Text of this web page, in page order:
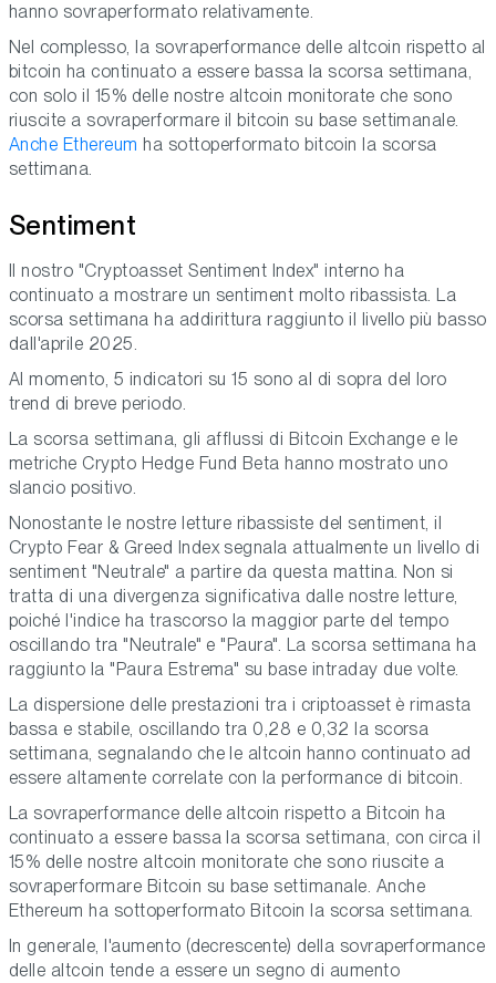
hanno sovraperformato relativamente.
Nel complesso, la sovraperformance delle altcoin rispetto al
bitcoin ha continuato a essere bassa la scorsa settimana,
con solo il 15% delle nostre altcoin monitorate che sono
riuscite a sovraperformare il bitcoin su base settimanale.
Anche Ethereum ha sottoperformato bitcoin la scorsa
settimana.
Sentiment
Il nostro "Cryptoasset Sentiment Index" interno ha
continuato a mostrare un sentiment molto ribassista. La
scorsa settimana ha addirittura raggiunto il livello più basso
dall'aprile 2025.
Al momento, 5 indicatori su 15 sono al di sopra del loro
trend di breve periodo.
La scorsa settimana, gli afflussi di Bitcoin Exchange e le
metriche Crypto Hedge Fund Beta hanno mostrato uno
slancio positivo.
Nonostante le nostre letture ribassiste del sentiment, il
Crypto Fear & Greed Index segnala attualmente un livello di
sentiment "Neutrale" a partire da questa mattina. Non si
tratta di una divergenza significativa dalle nostre letture,
poiché l'indice ha trascorso la maggior parte del tempo
oscillando tra "Neutrale" e "Paura". La scorsa settimana ha
raggiunto la "Paura Estrema" su base intraday due volte.
La dispersione delle prestazioni tra i criptoasset è rimasta
bassa e stabile, oscillando tra 0,28 e 0,32 la scorsa
settimana, segnalando che le altcoin hanno continuato ad
essere altamente correlate con la performance di bitcoin.
La sovraperformance delle altcoin rispetto a Bitcoin ha
continuato a essere bassa la scorsa settimana, con circa il
15% delle nostre altcoin monitorate che sono riuscite a
sovraperformare Bitcoin su base settimanale. Anche
Ethereum ha sottoperformato Bitcoin la scorsa settimana.
In generale, l'aumento (decrescente) della sovraperformance
delle altcoin tende a essere un segno di aumento